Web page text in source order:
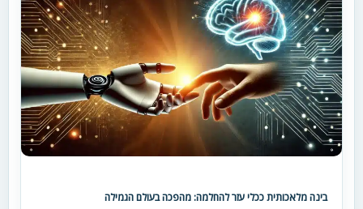
בינה מלאכותית ככלי עזר להחלמה: מהפכה בעולם הגמילה